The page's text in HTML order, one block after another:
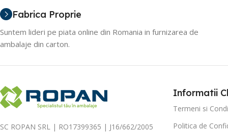
Fabrica Proprie
Suntem lideri pe piata online din Romania in furnizarea de
ambalaje din carton.
SC ROPAN SRL | RO17399365 | J16/662/2005
Informatii
Termeni si
Politica de